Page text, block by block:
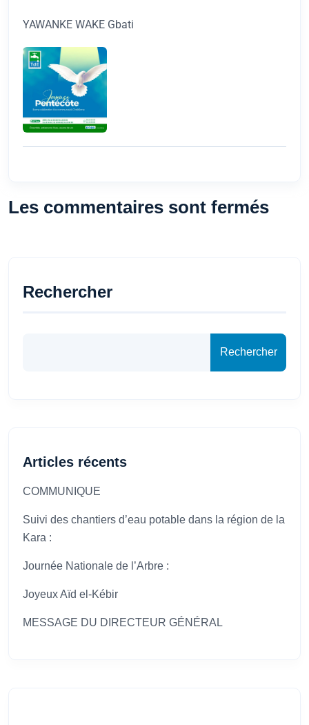
YAWANKE WAKE Gbati
Les commentaires sont fermés
Rechercher
Rechercher
Articles récents
COMMUNIQUE
Suivi des chantiers d’eau potable dans la région de la
Kara :
Journée Nationale de l’Arbre :
Joyeux Aïd el-Kébir
MESSAGE DU DIRECTEUR GÉNÉRAL